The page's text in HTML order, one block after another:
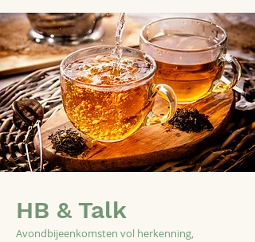
HB & Talk
Avondbijeenkomsten vol herkenning,